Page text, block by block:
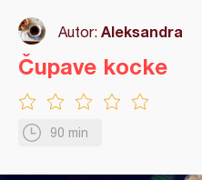
Autor: Aleksandra
90 min
Čupave kocke